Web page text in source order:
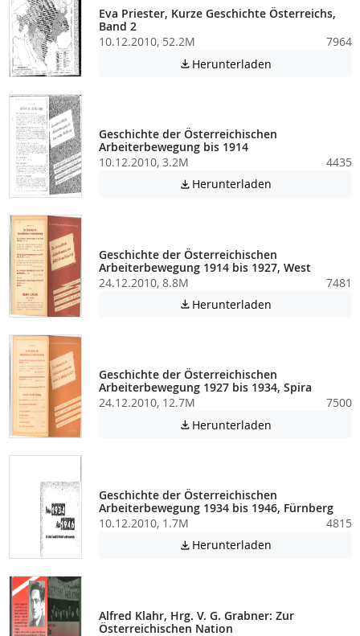
Eva Priester, Kurze Geschichte Österreichs,
Band 2
10.12.2010, 52.2M
7964
 Herunterladen
Geschichte der Österreichischen
Arbeiterbewegung bis 1914
10.12.2010, 3.2M
4435
 Herunterladen
Geschichte der Österreichischen
Arbeiterbewegung 1914 bis 1927, West
24.12.2010, 8.8M
7481
 Herunterladen
Geschichte der Österreichischen
Arbeiterbewegung 1927 bis 1934, Spira
24.12.2010, 12.7M
7500
 Herunterladen
Geschichte der Österreichischen
Arbeiterbewegung 1934 bis 1946, Fürnberg
10.12.2010, 1.7M
4815
 Herunterladen
Alfred Klahr, Hrg. V. G. Grabner: Zur
Österreichischen Nation